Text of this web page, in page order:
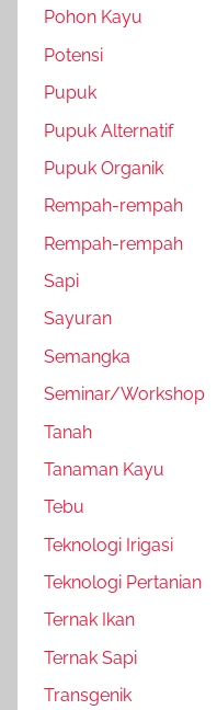
Pohon Kayu
Potensi
Pupuk
Pupuk Alternatif
Pupuk Organik
Rempah-rempah
Rempah-rempah
Sapi
Sayuran
Semangka
Seminar/Workshop
Tanah
Tanaman Kayu
Tebu
Teknologi Irigasi
Teknologi Pertanian
Ternak Ikan
Ternak Sapi
Transgenik